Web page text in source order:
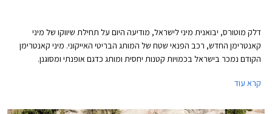
דלק מוטורס, יבואנית מיני לישראל, מודיעה היום על תחילת שיווקו של מיני
קאנטרימן החדש, רכב הפנאי שטח של המותג הבריטי האייקוני. מיני קאנטרימן
הקודם נמכר בישראל בכמויות קטנות יחסית ומותג כדגם אופנתי ומסוגנן.
נוסעים מרווח, אבזור נוחות עשיר, ואבזור בטיחות מתקדם.
קרא עוד